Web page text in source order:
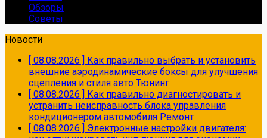
Обзоры
Советы
Новости
[ 08.08.2026 ] Как правильно выбрать и установить
внешние аэродинамические боксы для улучшения
сцепления и стиля авто Тюнинг
[ 08.08.2026 ] Как правильно диагностировать и
устранить неисправность блока управления
кондиционером автомобиля Ремонт
[ 08.08.2026 ] Электронные настройки двигателя: